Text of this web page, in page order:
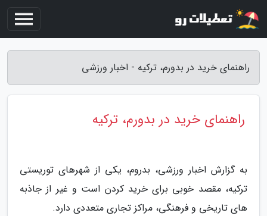
راهنمای خرید در بدورم، ترکیه - اخبار ورزشی
راهنمای خرید در بدورم، ترکیه
به گزارش اخبار ورزشی، بدروم، یکی از شهرهای توریستی
ترکیه، مقصد خوبی برای خرید کردن است و غیر از جاذبه
های تاریخی و فرهنگی، مراکز تجاری متعددی دارد.